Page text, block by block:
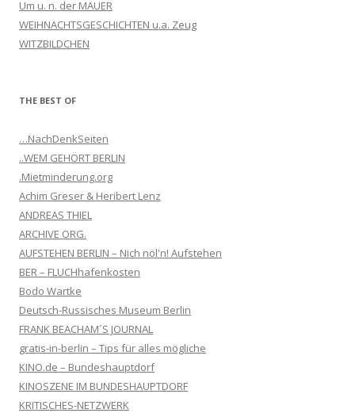
Um u. n. der MAUER
WEIHNACHTSGESCHICHTEN u.a. Zeug
WITZBILDCHEN
THE BEST OF
…NachDenkSeiten
..WEM GEHÖRT BERLIN
.Mietminderung.org
Achim Greser & Heribert Lenz
ANDREAS THIEL
ARCHIVE ORG.
AUFSTEHEN BERLIN – Nich nöl'n! Aufstehen
BER – FLUCHhafenkosten
Bodo Wartke
Deutsch-Russisches Museum Berlin
FRANK BEACHAM´S JOURNAL
gratis-in-berlin – Tips für alles mögliche
KINO.de – Bundeshauptdorf
KINOSZENE IM BUNDESHAUPTDORF
KRITISCHES-NETZWERK